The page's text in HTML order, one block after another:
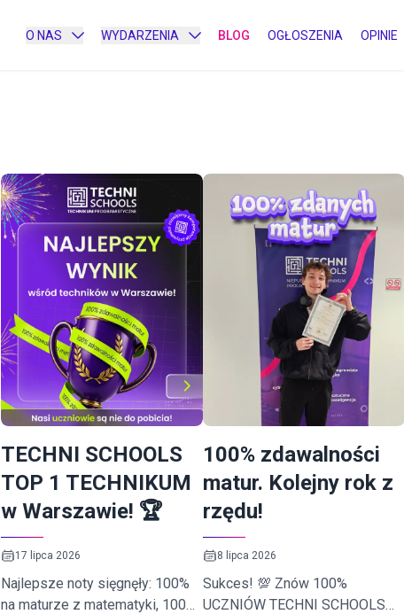
O NAS WYDARZENIA BLOG OGŁOSZENIA OPINIE
TECHNI SCHOOLS
TOP 1 TECHNIKUM
w Warszawie! 🏆
17 lipca 2026
Najlepsze noty sięgnęły: 100%
na maturze z matematyki, 100%
100% zdawalności
matur. Kolejny rok z
rzędu!
8 lipca 2026
Sukces! 💯 Znów 100%
UCZNIÓW TECHNI SCHOOLS